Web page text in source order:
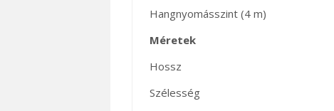
Hangnyomásszint (4 m)
Méretek
Hossz
Szélesség